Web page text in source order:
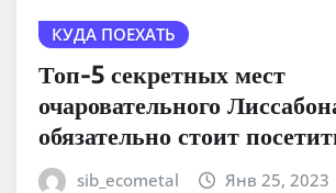
КУДА ПОЕХАТЬ
Топ-5 секретных мест
очаровательного
обязательно стоит
sib_ecometal Янв 25, 2023